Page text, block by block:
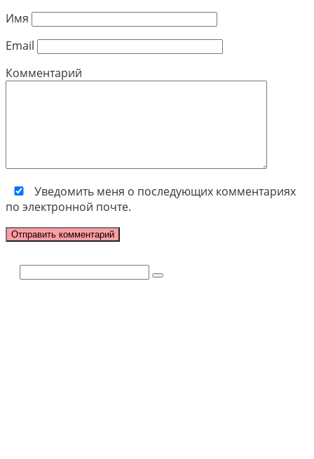
Имя
Email
Комментарий
Уведомить меня о последующих комментариях
по электронной почте.
Поиск: